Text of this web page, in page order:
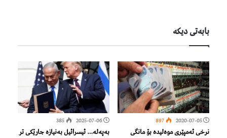
بابەتی دیكە
2020-07-05
897
نرخی ئەمپێری موه‌لیدە بۆ مانگی
2025-07-06
385
بەپەلە… ئیسرائیل بەنیازە جارێکی تر